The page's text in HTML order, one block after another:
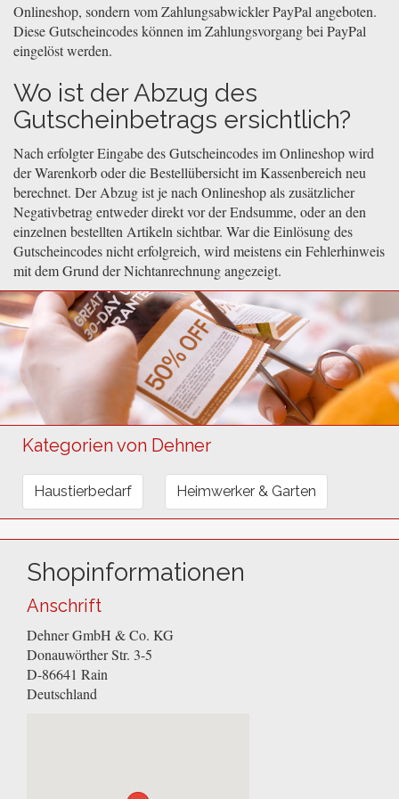
Onlineshop, sondern vom Zahlungsabwickler PayPal angeboten.
Diese Gutscheincodes können im Zahlungsvorgang bei PayPal
eingelöst werden.
Wo ist der Abzug des
Gutscheinbetrags ersichtlich?
Nach erfolgter Eingabe des Gutscheincodes im Onlineshop wird
der Warenkorb oder die Bestellübersicht im Kassenbereich neu
berechnet. Der Abzug ist je nach Onlineshop als zusätzlicher
Negativbetrag entweder direkt vor der Endsumme, oder an den
einzelnen bestellten Artikeln sichtbar. War die Einlösung des
Gutscheincodes nicht erfolgreich, wird meistens ein Fehlerhinweis
mit dem Grund der Nichtanrechnung angezeigt.
Kategorien von Dehner
Haustierbedarf Heimwerker & Garten
Shopinformationen
Anschrift
Dehner GmbH & Co. KG
Donauwörther Str. 3-5
D-86641 Rain
Deutschland